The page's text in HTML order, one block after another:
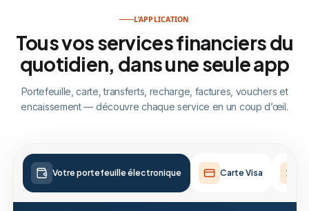
L’APPLICATION
Tous vos services financiers du
quotidien, dans une seule app
Portefeuille, carte, transferts, recharge, factures, vouchers et
encaissement — découvre chaque service en un coup d’œil.
Votre portefeuille électronique Carte Visa